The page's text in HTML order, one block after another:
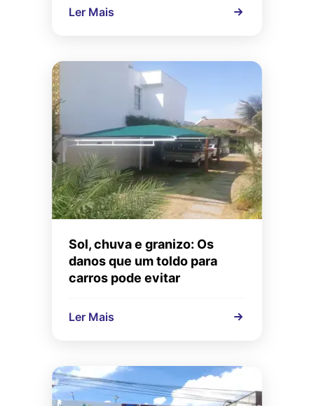
Ler Mais
Sol, chuva e granizo: Os
danos que um toldo para
carros pode evitar
Ler Mais